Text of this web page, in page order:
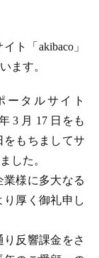
ト「akibaco」
ます。
ータルサイト
3 月 17 日をも
をもちましてサ
した。
様に多大なる
厚く御礼申し
反響課金をさ